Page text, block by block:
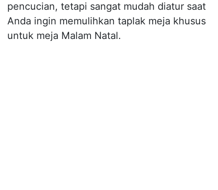
pencucian, tetapi sangat mudah diatur saat
Anda ingin memulihkan taplak meja khusus
untuk meja Malam Natal.